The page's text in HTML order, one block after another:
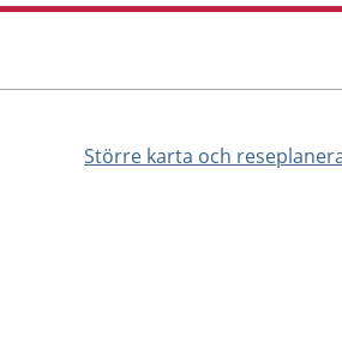
Större karta och